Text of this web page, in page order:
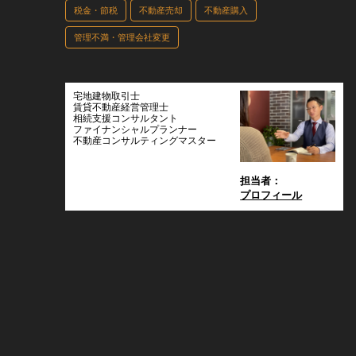
税金・節税 不動産売却 不動産購入
管理不満・管理会社変更
宅地建物取引士
賃貸不動産経営管理士
相続支援コンサルタント
ファイナンシャルプランナー
不動産コンサルティングマスター
担当者：
プロフィール